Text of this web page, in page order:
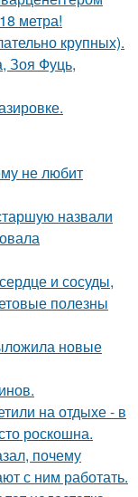
метра!
крупных).
Зоя Фуць,
не любит
назвали
и сосуды,
полезны
новые
на отдыхе - в
роскошна.
почему
с ним работать.